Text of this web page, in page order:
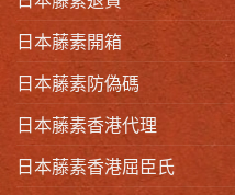
日本藤素開箱
日本藤素防偽碼
日本藤素香港代理
日本藤素香港屈臣氏